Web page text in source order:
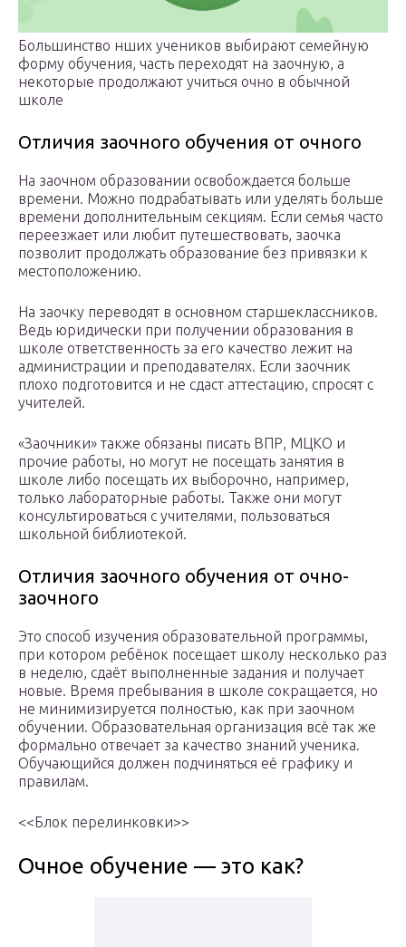
Большинство нших учеников выбирают семейную
форму обучения, часть переходят на заочную, а
некоторые продолжают учиться очно в обычной
школе
Отличия заочного обучения от очного
На заочном образовании освобождается больше
времени. Можно подрабатывать или уделять больше
времени дополнительным секциям. Если семья часто
переезжает или любит путешествовать, заочка
позволит продолжать образование без привязки к
местоположению.
На заочку переводят в основном старшеклассников.
Ведь юридически при получении образования в
школе ответственность за его качество лежит на
администрации и преподавателях. Если заочник
плохо подготовится и не сдаст аттестацию, спросят с
учителей.
«Заочники» также обязаны писать ВПР, МЦКО и
прочие работы, но могут не посещать занятия в
школе либо посещать их выборочно, например,
только лабораторные работы. Также они могут
консультироваться с учителями, пользоваться
школьной библиотекой.
Отличия заочного обучения от очно-
заочного
Это способ изучения образовательной программы,
при котором ребёнок посещает школу несколько раз
в неделю, сдаёт выполненные задания и получает
новые. Время пребывания в школе сокращается, но
не минимизируется полностью, как при заочном
обучении. Образовательная организация всё так же
формально отвечает за качество знаний ученика.
Обучающийся должен подчиняться её графику и
правилам.
<<Блок перелинковки>>
Очное обучение — это как?